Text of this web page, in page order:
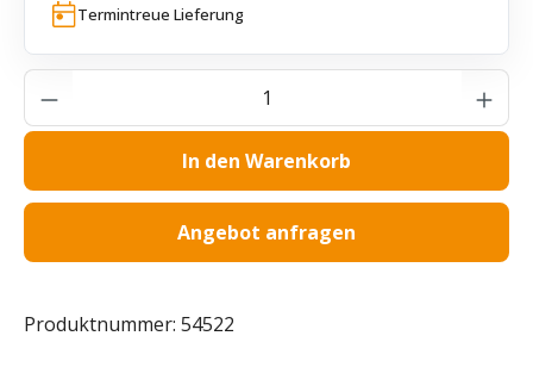
Termintreue Lieferung
Produkt Anzahl: Gib den gewünschten
In den Warenkorb
Angebot anfragen
Produktnummer: 54522